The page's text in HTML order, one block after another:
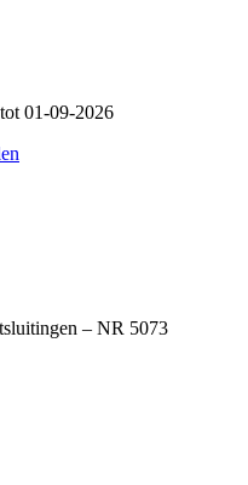
01-09-2026
– NR 5073